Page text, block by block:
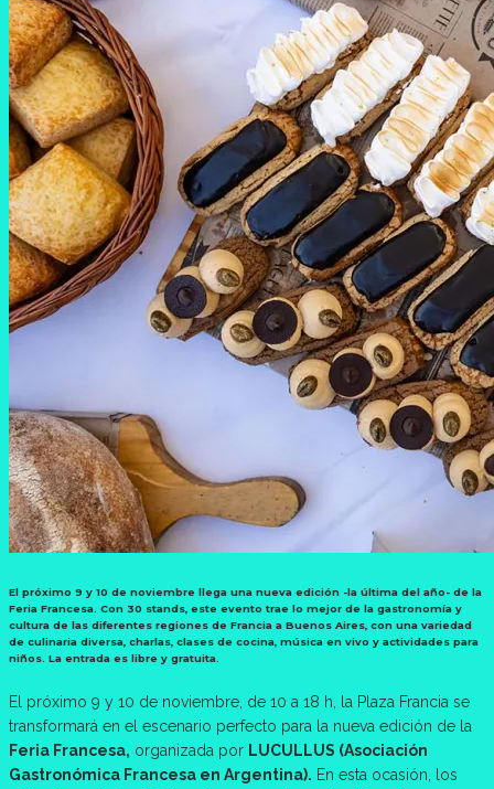
El próximo 9 y 10 de noviembre llega una nueva edición -la última del año- de la
Feria Francesa. Con 30 stands, este evento trae lo mejor de la gastronomía y
cultura de las diferentes regiones de Francia a Buenos Aires, con una variedad
de culinaria diversa, charlas, clases de cocina, música en vivo y actividades para
niños. La entrada es libre y gratuita.
El próximo 9 y 10 de noviembre, de 10 a 18 h, la Plaza Francia se
transformará en el escenario perfecto para la nueva edición de la
Feria Francesa, organizada por LUCULLUS (Asociación
Gastronómica Francesa en Argentina). En esta ocasión, los